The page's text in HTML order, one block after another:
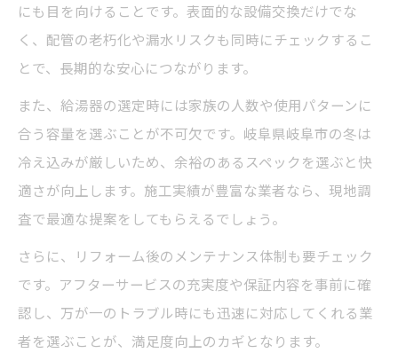
にも目を向けることです。表面的な設備交換だけでな
く、配管の老朽化や漏水リスクも同時にチェックするこ
とで、長期的な安心につながります。
また、給湯器の選定時には家族の人数や使用パターンに
合う容量を選ぶことが不可欠です。岐阜県岐阜市の冬は
冷え込みが厳しいため、余裕のあるスペックを選ぶと快
適さが向上します。施工実績が豊富な業者なら、現地調
査で最適な提案をしてもらえるでしょう。
さらに、リフォーム後のメンテナンス体制も要チェック
です。アフターサービスの充実度や保証内容を事前に確
認し、万が一のトラブル時にも迅速に対応してくれる業
者を選ぶことが、満足度向上のカギとなります。